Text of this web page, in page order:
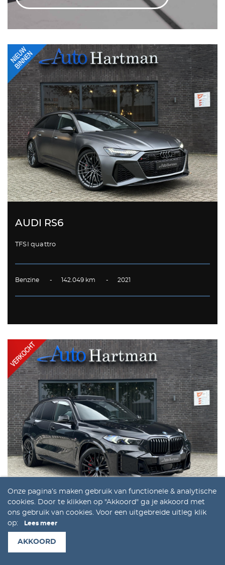
AUDI RS6
TFSI quattro
Benzine - 142.049 km - 2021
BMW X5
xDrive50e M Sport Pro
Onze pagina’s maken gebruik van functionele & analytische
cookies. Door te klikken op "Akkoord" ga je akkoord met
ons gebruik van cookies. Voor een uitgebreide uitleg klik
op:
Lees meer
AKKOORD